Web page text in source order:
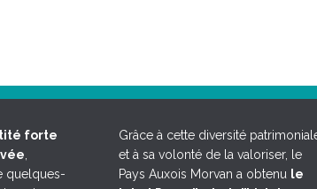
forte
quelques-
Grâce à cette diversité
et à sa volonté de la valoriser, le
Pays Auxois Morvan a obtenu le